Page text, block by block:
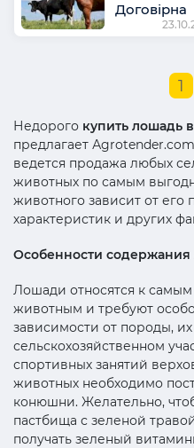
Договірна
1
Недорого купить лошадь
предлагает
ведется продажа любых
животных по самым
животного зависит от его
характеристик и других
Особенности
Лошади относятся к
животным и требуют
зависимости от породы,
сельскохозяйственном
спортивных занятий
животных необходимо
конюшни. Желательно,
пастбища с зеленой
получать зеленый